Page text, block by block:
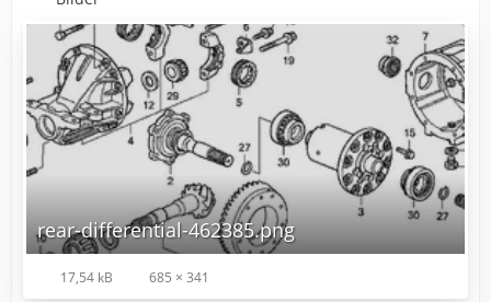
rear-differential-462385.png
17,54 kB 685 × 341